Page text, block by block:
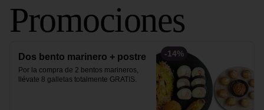
Promociones
-14%
Dos bento marinero + postre
Por la compra de 2 bentos marineros,
llévate 8 galletas totalmente GRATIS.